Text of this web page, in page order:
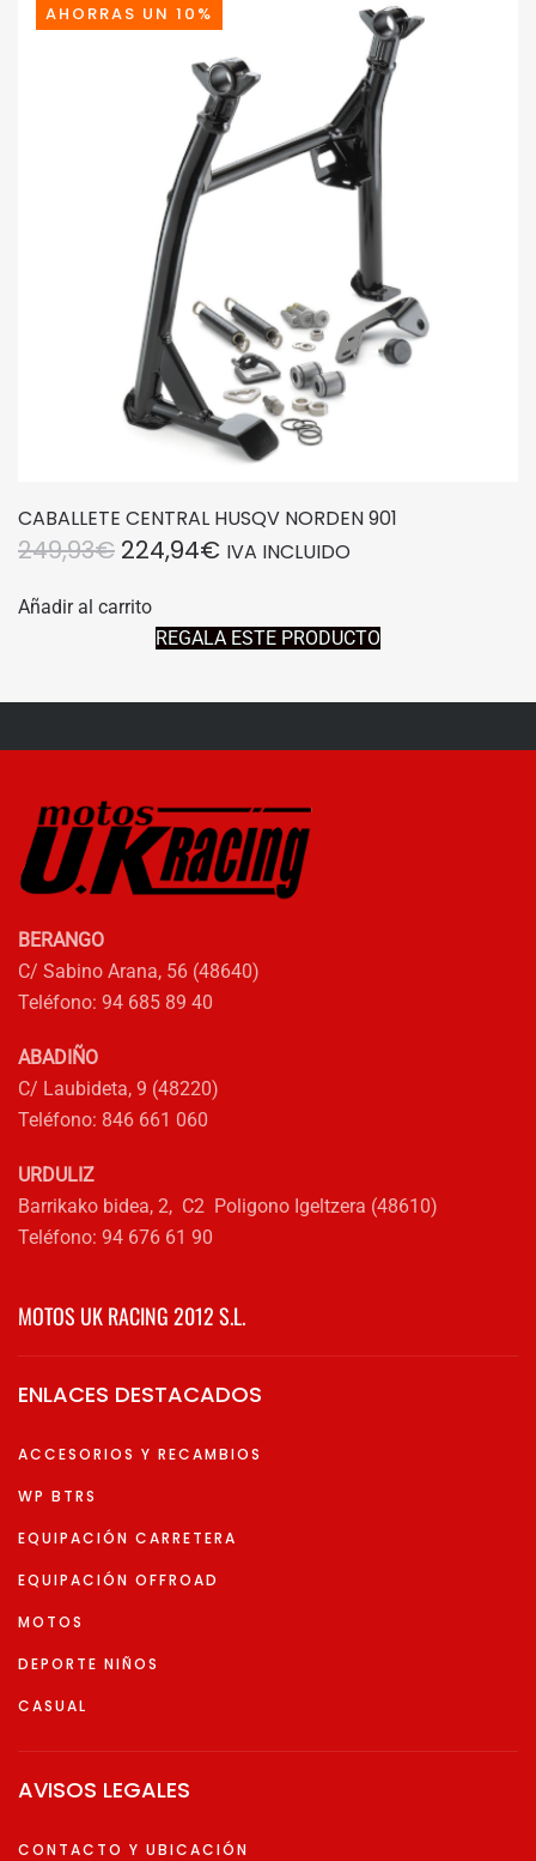
AHORRAS UN 10%
CABALLETE CENTRAL HUSQV NORDEN 901
249,93€ EL
ORIGINAL
ERA:
224,94€EL
ACTUAL
ES:
IVA INCLUIDO
Añadir al carrito
REGALA ESTE PRODUCTO
BERANGO
C/ Sabino Arana, 56 (48640)
Teléfono: 94 685 89 40
ABADIÑO
C/ Laubideta, 9 (48220)
Teléfono: 846 661 060
URDULIZ
Barrikako bidea, 2, C2 Poligono Igeltzera (48610)
Teléfono: 94 676 61 90
MOTOS UK RACING 2012 S.L.
ENLACES DESTACADOS
ACCESORIOS Y RECAMBIOS
WP BTRS
EQUIPACIÓN CARRETERA
EQUIPACIÓN OFFROAD
MOTOS
DEPORTE NIÑOS
CASUAL
AVISOS LEGALES
CONTACTO Y UBICACIÓN